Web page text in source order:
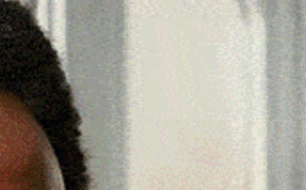
Cerca
Cerca
Facebook
ThreadsInstagram
X YouTube